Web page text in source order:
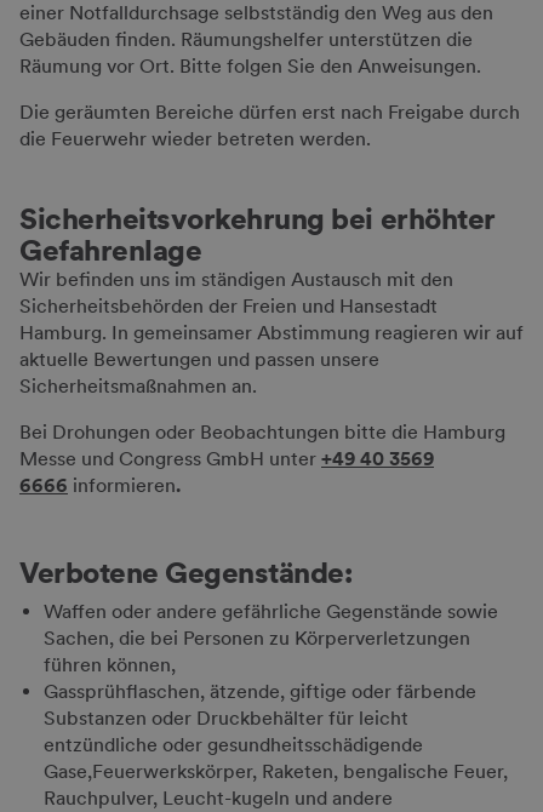
einer Notfalldurchsage selbstständig den Weg aus den
Gebäuden finden. Räumungshelfer unterstützen die
Räumung vor Ort. Bitte folgen Sie den Anweisungen.
Die geräumten Bereiche dürfen erst nach Freigabe durch
die Feuerwehr wieder betreten werden.
Sicherheits­vorkehrung bei erhöhter
Gefahrenlage
Wir befinden uns im ständigen Austausch mit den
Sicherheitsbehörden der Freien und Hansestadt
Hamburg. In gemeinsamer Abstimmung reagieren wir auf
aktuelle Bewertungen und passen unsere
Sicherheitsmaßnahmen an.
Bei Drohungen oder Beobachtungen bitte die Hamburg
Messe und Congress GmbH unter +49 40 3569
6666 informieren.
Verbotene Gegenstände:
Waffen oder andere gefährliche Gegenstände sowie
Sachen, die bei Personen zu Körperverletzungen
führen können,
Gassprühflaschen, ätzende, giftige oder färbende
Substanzen oder Druckbehälter für leicht
entzündliche oder gesundheitsschädigende
Gase,Feuerwerkskörper, Raketen, bengalische Feuer,
Rauchpulver, Leucht-kugeln und andere